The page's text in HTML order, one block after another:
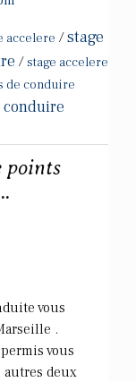
accelere /stage
/stage accelere
de conduire
points
vous
.
vous
deux